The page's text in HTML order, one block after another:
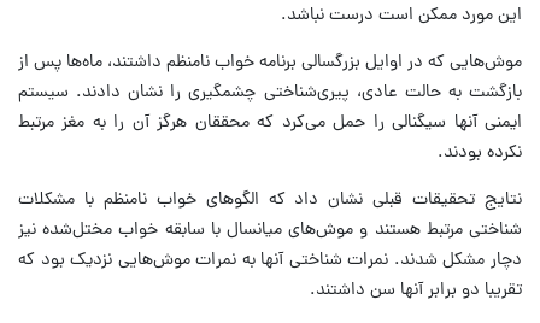
این مورد ممکن است درست نباشد.
موش‌هایی که در اوایل بزرگسالی برنامه‌ خواب نامنظم داشتند، ماه‌ها پس از
بازگشت به حالت عادی، پیری‌شناختی چشمگیری را نشان دادند. سیستم
ایمنی آنها سیگنالی را حمل می‌کرد که محققان هرگز آن را به مغز مرتبط
نکرده بودند.
نتایج تحقیقات قبلی نشان داد که الگوهای خواب نامنظم با مشکلات
شناختی مرتبط هستند و موش‌های میانسال با سابقه خواب مختل‌شده نیز
دچار مشکل شدند. نمرات شناختی آنها به نمرات موش‌هایی نزدیک بود که
تقریبا دو برابر آنها سن داشتند.